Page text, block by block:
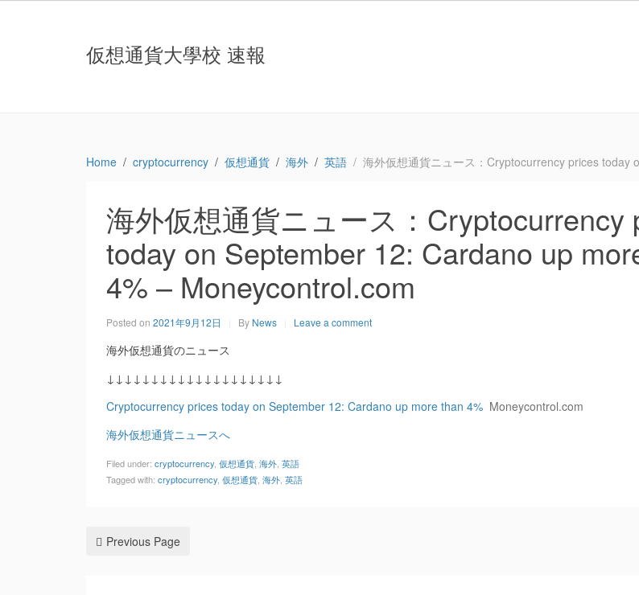
仮想通貨大學校 速報
Home cryptocurrency 仮想通貨 海外 英語 海外仮想通貨ニュース：Cryptocurrency prices
海外仮想通貨ニュース：Cryptocurrency
today on September 12: Cardano up
4% – Moneycontrol.com
Posted on 2021年9月12日 By News Leave a comment
海外仮想通貨のニュース
↓↓↓↓↓↓↓↓↓↓↓↓↓↓↓↓↓↓↓↓
Cryptocurrency prices today on September 12: Cardano up more than 4% Moneycontrol.com
海外仮想通貨ニュースへ
Filed under: cryptocurrency 仮想通貨 海外 英語
Tagged with: cryptocurrency 仮想通貨 海外 英語
Previous Page